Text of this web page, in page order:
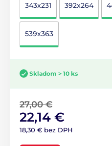
343x231 392x264
539x363
Skladom > 10 ks
27,00 €
22,14 €
18,30 € bez DPH